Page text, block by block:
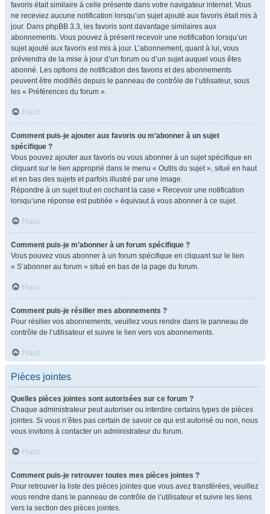
favoris était similaire à celle présente dans votre navigateur internet. Vous
ne receviez aucune notification lorsqu’un sujet ajouté aux favoris était mis à
jour. Dans phpBB 3.3, les favoris sont davantage similaires aux
abonnements. Vous pouvez à présent recevoir une notification lorsqu’un
sujet ajouté aux favoris est mis à jour. L’abonnement, quant à lui, vous
préviendra de la mise à jour d’un forum ou d’un sujet auquel vous êtes
abonné. Les options de notification des favoris et des abonnements
peuvent être modifiés depuis le panneau de contrôle de l’utilisateur, sous
les « Préférences du forum ».
Haut
Comment puis-je ajouter aux favoris ou m’abonner à un sujet
spécifique ?
Vous pouvez ajouter aux favoris ou vous abonner à un sujet spécifique en
cliquant sur le lien approprié dans le menu « Outils du sujet », situé en haut
et en bas des sujets et parfois illustré par une image.
Répondre à un sujet tout en cochant la case « Recevoir une notification
lorsqu’une réponse est publiée » équivaut à vous abonner à ce sujet.
Haut
Comment puis-je m’abonner à un forum spécifique ?
Vous pouvez vous abonner à un forum spécifique en cliquant sur le lien
« S’abonner au forum » situé en bas de la page du forum.
Haut
Comment puis-je résilier mes abonnements ?
Pour résilier vos abonnements, veuillez vous rendre dans le panneau de
contrôle de l’utilisateur et suivre le lien vers vos abonnements.
Haut
Pièces jointes
Quelles pièces jointes sont autorisées sur ce forum ?
Chaque administrateur peut autoriser ou interdire certains types de pièces
jointes. Si vous n’êtes pas certain de savoir ce qui est autorisé ou non, nous
vous invitons à contacter un administrateur du forum.
Haut
Comment puis-je retrouver toutes mes pièces jointes ?
Pour retrouver la liste des pièces jointes que vous avez transférées, veuillez
vous rendre dans le panneau de contrôle de l’utilisateur et suivre les liens
vers la section des pièces jointes.